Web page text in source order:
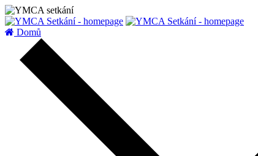
Domů
zatížení serveru